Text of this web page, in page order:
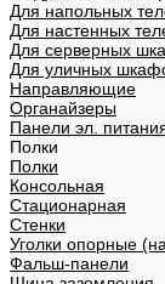
Для напольных
Для настенных
Для серверных
Для уличных
Направляющие
Органайзеры
Панели эл.
Полки
Полки
Консольная
Стационарная
Стенки
Уголки опорные
Фальш-панели